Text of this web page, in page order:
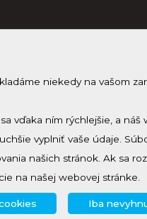
Prihlás sa na
solution
niekedy na vašom
vďaka ním rýchlejšie, a náš
vyplniť vaše údaje.
našich stránok. Ak sa
na našej webovej stránke.
Iba